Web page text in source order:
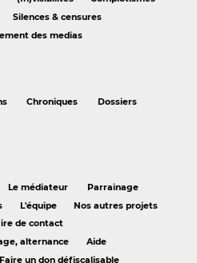
Silences & censures
des medias
Chroniques
Dossiers
Le médiateur
Parrainage
L'équipe
Nos autres projets
de contact
alternance
Aide
Faire un don défiscalisable